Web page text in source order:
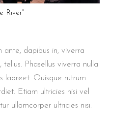
River"
ante, dapibus in, viverra
tellus. Phasellus viverra nulla
laoreet. Quisque rutrum.
Etiam ultricies nisi vel
ullamcorper ultricies nisi.